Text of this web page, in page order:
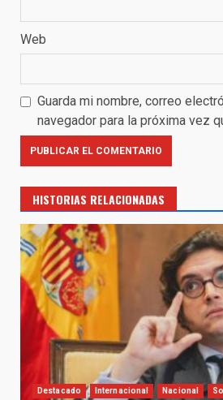
Web
Guarda mi nombre, correo
navegador para la próxima vez
HISTORIAS RELACIONADAS
Destacado Internacional Nacional